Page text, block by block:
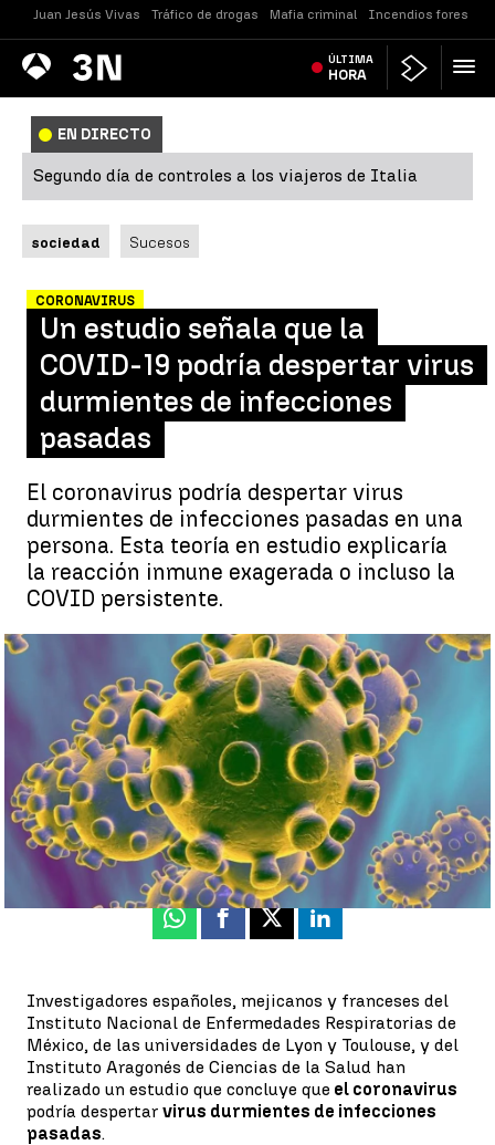
Juan Jesús Vivas Tráfico de drogas Mafia criminal Incendios
Antena
3 Noticias ÚLTIMA
HORA
EN DIRECTO
Segundo día de controles a los viajeros de Italia
sociedad Sucesos
CORONAVIRUS
Un estudio señala que la
COVID-19 podría despertar virus
durmientes de infecciones
pasadas
El coronavirus podría despertar virus
durmientes de infecciones pasadas en una
persona. Esta teoría en estudio explicaría
la reacción inmune exagerada o incluso la
COVID persistente.
Un estudio señala que la COVID-19 podría despertar virus
durmientes de infecciones pasadas |Antena 3 Noticias
Miriam Vázquez
Publicado:11 de febrero de 2022, 14:44
Whatsapp
Facebook
X Linkedin
Investigadores españoles, mejicanos y franceses del
Instituto Nacional de Enfermedades Respiratorias de
México, de las universidades de Lyon y Toulouse, y del
Instituto Aragonés de Ciencias de la Salud han
realizado un estudio que concluye que el coronavirus
podría despertar virus durmientes de infecciones
pasadas.